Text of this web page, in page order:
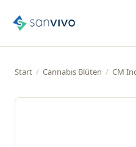
Start / Cannabis Blüten / CM